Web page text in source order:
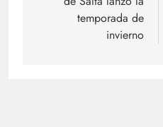
temporada de
invierno